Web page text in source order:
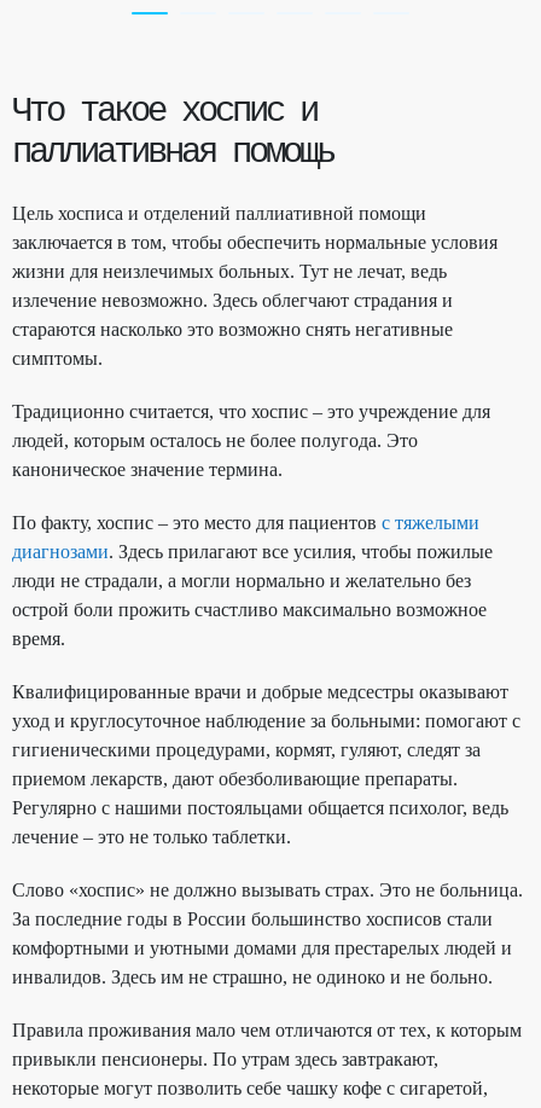
Что такое хоспис и
паллиативная помощь
Цель хосписа и отделений паллиативной помощи
заключается в том, чтобы обеспечить нормальные условия
жизни для неизлечимых больных. Тут не лечат, ведь
излечение невозможно. Здесь облегчают страдания и
стараются насколько это возможно снять негативные
симптомы.
Традиционно считается, что хоспис – это учреждение для
людей, которым осталось не более полугода. Это
каноническое значение термина.
По факту, хоспис – это место для пациентов с тяжелыми
диагнозами. Здесь прилагают все усилия, чтобы пожилые
люди не страдали, а могли нормально и желательно без
острой боли прожить счастливо максимально возможное
время.
Квалифицированные врачи и добрые медсестры оказывают
уход и круглосуточное наблюдение за больными: помогают с
гигиеническими процедурами, кормят, гуляют, следят за
приемом лекарств, дают обезболивающие препараты.
Регулярно с нашими постояльцами общается психолог, ведь
лечение – это не только таблетки.
Слово «хоспис» не должно вызывать страх. Это не больница.
За последние годы в России большинство хосписов стали
комфортными и уютными домами для престарелых людей и
инвалидов. Здесь им не страшно, не одиноко и не больно.
Правила проживания мало чем отличаются от тех, к которым
привыкли пенсионеры. По утрам здесь завтракают,
некоторые могут позволить себе чашку кофе с сигаретой,